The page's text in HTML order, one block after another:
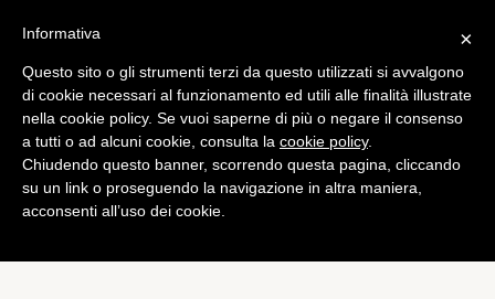
×
Informativa
Questo sito o gli strumenti terzi da questo utilizzati si avvalgono
di cookie necessari al funzionamento ed utili alle finalità illustrate
nella cookie policy. Se vuoi saperne di più o negare il consenso
a tutti o ad alcuni cookie, consulta la cookie policy.
Chiudendo questo banner, scorrendo questa pagina, cliccando
su un link o proseguendo la navigazione in altra maniera,
acconsenti all’uso dei cookie.